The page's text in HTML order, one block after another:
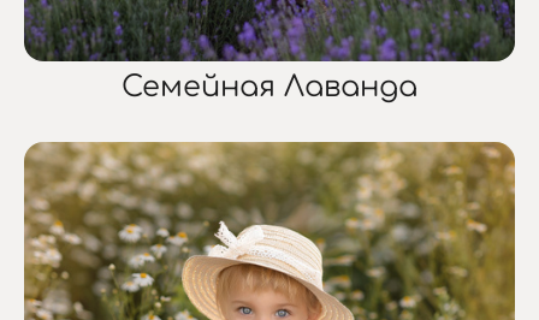
Семейная Лаванда